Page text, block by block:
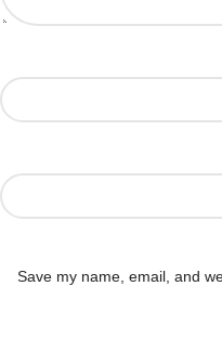
Save my name, email, and